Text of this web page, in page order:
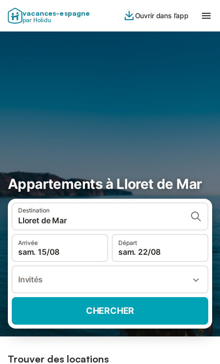
vacances-espagne
par Holidu
Ouvrir dans l’app
Appartements à Lloret de Mar
Destination
Lloret de Mar
Arrivée
sam. 15/08
Départ
sam. 22/08
Invités
CHERCHER
Trouver des locations